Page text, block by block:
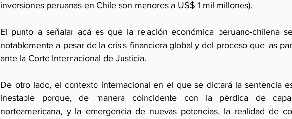
inversiones peruanas en Chile son menores a US$ 1 mil millones).
El punto a señalar acá es que la relación económica peruano-chilena
notablemente a pesar de la crisis financiera global y del proceso que las
ante la Corte Internacional de Justicia.
De otro lado, el contexto internacional en el que se dictará la sentencia
inestable porque, de manera coincidente con la pérdida de
norteamericana, y la emergencia de nuevas potencias, la realidad de